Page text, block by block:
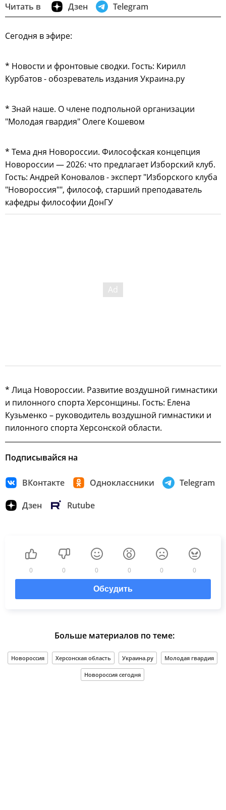
Читать в Дзен Telegram
Сегодня в эфире:
* Новости и фронтовые сводки. Гость: Кирилл
Курбатов - обозреватель издания Украина.ру
* Знай наше. О члене подпольной организации
"Молодая гвардия" Олеге Кошевом
* Тема дня Новороссии. Философская концепция
Новороссии — 2026: что предлагает Изборский клуб.
Гость: Андрей Коновалов - эксперт "Изборского клуба
"Новороссия"", философ, старший преподаватель
кафедры философии ДонГУ
* Лица Новороссии. Развитие воздушной гимнастики
и пилонного спорта Херсонщины. Гость: Елена
Кузьменко – руководитель воздушной гимнастики и
пилонного спорта Херсонской области.
Подписывайся на
ВКонтакте Одноклассники Telegram
Дзен Rutube
0 0 0 0 0 0
Обсудить
Больше материалов по теме:
Новороссия Херсонская область Украина.ру Молодая гвардия
Новороссия сегодня